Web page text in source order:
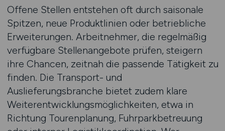
Offene Stellen entstehen oft durch saisonale
Spitzen, neue Produktlinien oder betriebliche
Erweiterungen. Arbeitnehmer, die regelmäßig
verfügbare Stellenangebote prüfen, steigern
ihre Chancen, zeitnah die passende Tätigkeit zu
finden. Die Transport- und
Auslieferungsbranche bietet zudem klare
Weiterentwicklungsmöglichkeiten, etwa in
Richtung Tourenplanung, Fuhrparkbetreuung